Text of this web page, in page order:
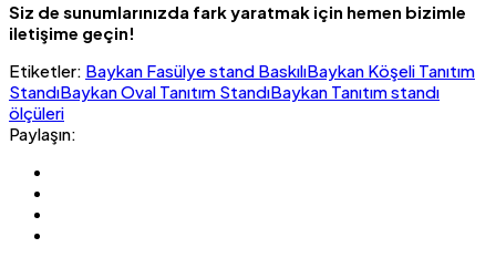
Siz de sunumlarınızda fark yaratmak için hemen bizimle
iletişime geçin!
Etiketler: Baykan Fasülye stand BaskılıBaykan Köşeli Tanıtım
StandıBaykan Oval Tanıtım StandıBaykan Tanıtım standı
ölçüleri
Paylaşın: